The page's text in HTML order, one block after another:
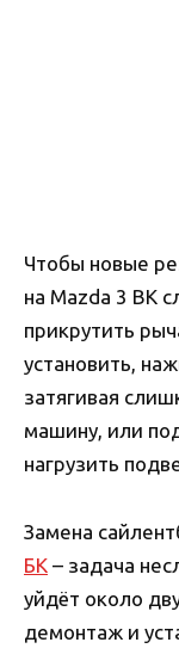
Чтобы новые
на Mazda 3 BK
прикрутить
установить,
затягивая
машину, или
нагрузить
Замена
БК – задача
уйдёт около
демонтаж и